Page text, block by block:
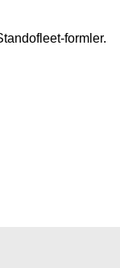
formler.